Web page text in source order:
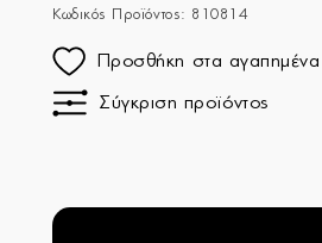
Κωδικός Προϊόντος: 810814
Προσθήκη στα αγαπημένα
Σύγκριση προϊόντος